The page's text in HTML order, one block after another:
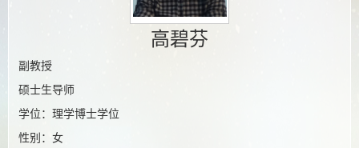
高碧芬
副教授
硕士生导师
学位：理学博士学位
性别： 女